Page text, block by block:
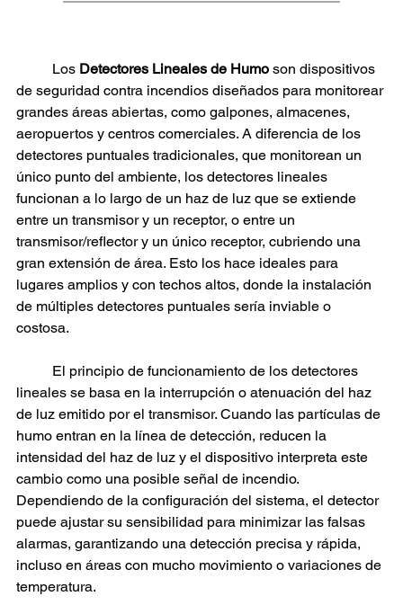
	Los
Detectores Lineales de Humo son dispositivos
de seguridad contra incendios diseñados para monitorear
grandes áreas abiertas, como galpones, almacenes,
aeropuertos y centros comerciales. A diferencia de los
detectores puntuales tradicionales, que monitorean un
único punto del ambiente, los detectores lineales
funcionan a lo largo de un haz de luz que se extiende
entre un transmisor y un receptor, o entre un
transmisor/reflector y un único receptor, cubriendo una
gran extensión de área. Esto los hace ideales para
lugares amplios y con techos altos, donde la instalación
de múltiples detectores puntuales sería inviable o
costosa.
lineales se basa en la interrupción o atenuación del haz
de luz emitido por el transmisor. Cuando las partículas de
humo entran en la línea de detección, reducen la
intensidad del haz de luz y el dispositivo interpreta este
cambio como una posible señal de incendio.
Dependiendo de la configuración del sistema, el detector
puede ajustar su sensibilidad para minimizar las falsas
alarmas, garantizando una detección precisa y rápida,
incluso en áreas con mucho movimiento o variaciones de
temperatura.